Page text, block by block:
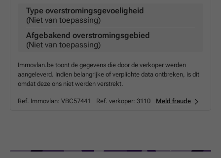
Type overstromingsgevoeligheid
(Niet van toepassing)
Afgebakend overstromingsgebied
(Niet van toepassing)
Immovlan.be toont de gegevens die door de verkoper werden
aangeleverd. Indien belangrijke of verplichte data ontbreken, is dit
omdat deze ons niet werden verstrekt.
Ref. Immovlan: VBC57441 Ref. verkoper: 3110 Meld fraude